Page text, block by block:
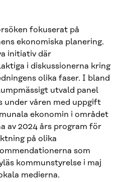
fokuserat på
ekonomiska planering.
initiativ där
i diskussionerna kring
olika faser. I bland
utvald panel
under våren med uppgift
ekonomin i området
av 2024 års program för
på olika
som
kommunstyrelse i maj
medierna.